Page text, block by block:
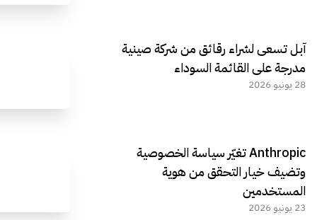
آبل تسعى لشراء رقائق من شركة صينية
مدرجة على القائمة السوداء
28 يونيو 2026
Anthropic تغيّر سياسة الخصوصية
وتضيف خيار التحقق من هوية
المستخدمين
23 يونيو 2026